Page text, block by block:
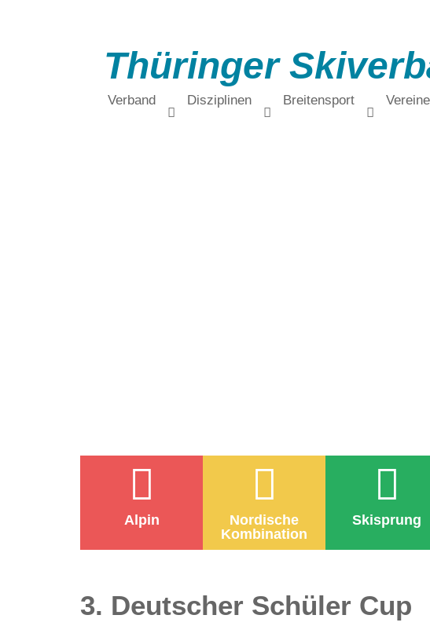
Thüringer
Verband Disziplinen Breitensport Vereine
Alpin
Nordische
Kombination
Skisprung
3. Deutscher Schüler Cup